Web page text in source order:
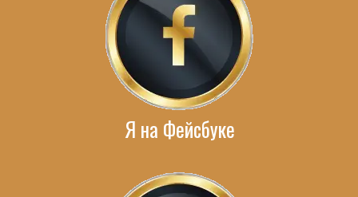
Я на Фейсбуке